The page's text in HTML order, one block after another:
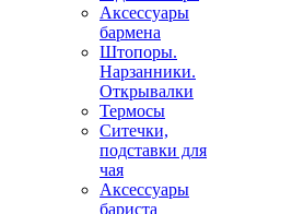
Аксессуары
бармена
Штопоры.
Нарзанники.
Открывалки
Термосы
Ситечки,
подставки для
чая
Аксессуары
бариста